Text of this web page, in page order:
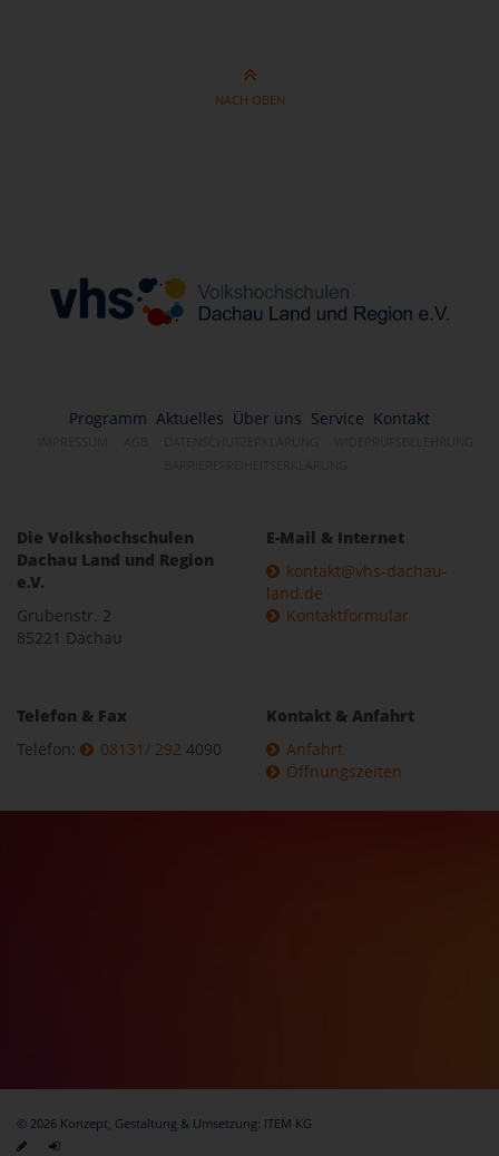
NACH OBEN
Programm Aktuelles Über uns Service Kontakt
Die Volkshochschulen
Dachau Land und Region
e.V.
Grubenstr. 2
85221 Dachau
E-Mail & Internet
kontakt@vhs-dachau-
land.de
Kontaktformular
Telefon & Fax
Telefon:
08131/ 292 4090
Kontakt & Anfahrt
Anfahrt
Öffnungszeiten
© 2026 Konzept, Gestaltung & Umsetzung: ITEM KG